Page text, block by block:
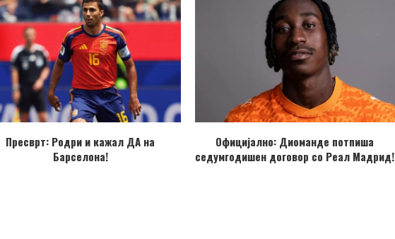
Пресврт: Родри и кажал ДА на
Барселона!
Официјално: Диоманде потпиша
седумгодишен договор со Реал Мадрид!